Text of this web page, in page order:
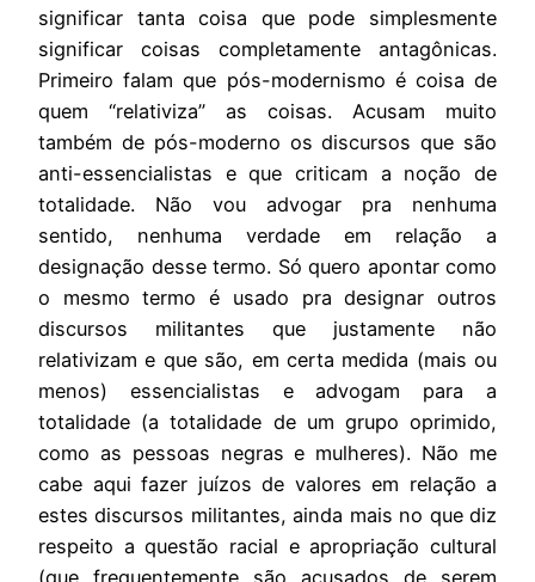
significar tanta coisa que pode simplesmente
significar coisas completamente antagônicas.
Primeiro falam que pós-modernismo é coisa de
quem “relativiza” as coisas. Acusam muito
também de pós-moderno os discursos que são
anti-essencialistas e que criticam a noção de
totalidade. Não vou advogar pra nenhuma
sentido, nenhuma verdade em relação a
designação desse termo. Só quero apontar como
o mesmo termo é usado pra designar outros
discursos militantes que justamente não
relativizam e que são, em certa medida (mais ou
menos) essencialistas e advogam para a
totalidade (a totalidade de um grupo oprimido,
como as pessoas negras e mulheres). Não me
cabe aqui fazer juízos de valores em relação a
estes discursos militantes, ainda mais no que diz
respeito a questão racial e apropriação cultural
(que frequentemente são acusados de serem